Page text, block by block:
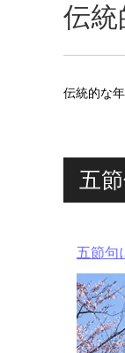
伝統
伝統的な
五
五節句